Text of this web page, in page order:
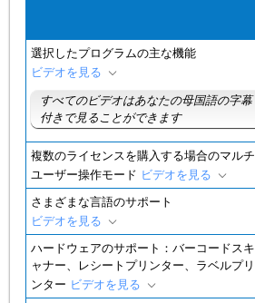
選択したプログラムの主な機能
ビデオを見る
すべてのビデオはあなたの母国語の字幕
付きで見ることができます
複数のライセンスを購入する場合のマルチ
ユーザー操作モード ビデオを見る
さまざまな言語のサポート
ビデオを見る
ハードウェアのサポート：バーコードスキ
ャナー、レシートプリンター、ラベルプリ
ンター ビデオを見る